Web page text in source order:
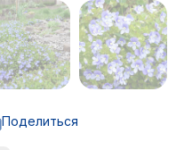
Поделиться